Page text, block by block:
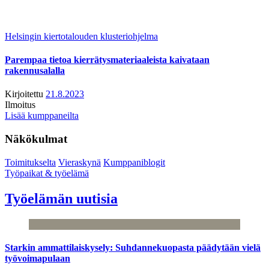
Helsingin kiertotalouden klusteriohjelma
Parempaa tietoa kierrätysmateriaaleista kaivataan
rakennusalalla
Kirjoitettu 21.8.2023
Ilmoitus
Lisää kumppaneilta
Näkökulmat
Toimitukselta Vieraskynä Kumppaniblogit
Työpaikat & työelämä
Työelämän uutisia
Starkin ammattilaiskysely: Suhdannekuopasta päädytään vielä
työvoimapulaan